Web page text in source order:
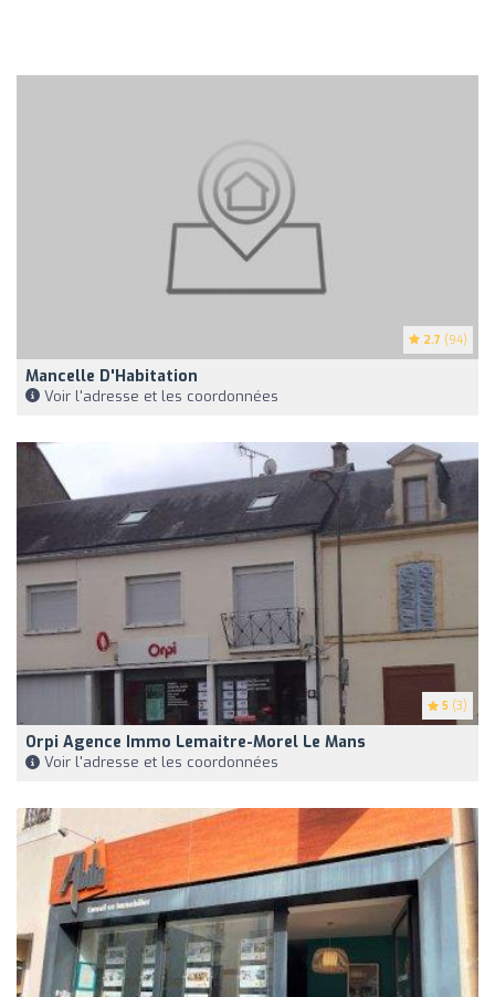
2.7 (94)
Mancelle D'Habitation
Voir l'adresse et les coordonnées
5 (3)
Orpi Agence Immo Lemaitre-Morel Le Mans
Voir l'adresse et les coordonnées